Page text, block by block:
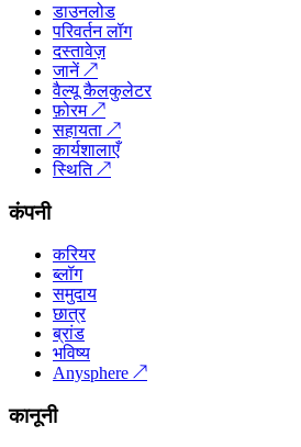
डाउनलोड
परिवर्तन लॉग
दस्तावेज़
जानें↗
वैल्यू कैलकुलेटर
फ़ोरम↗
सहायता ↗
कार्यशालाएँ
स्थिति↗
कंपनी
करियर
ब्लॉग
समुदाय
छात्र
ब्रांड
भविष्य
Anysphere ↗
कानूनी